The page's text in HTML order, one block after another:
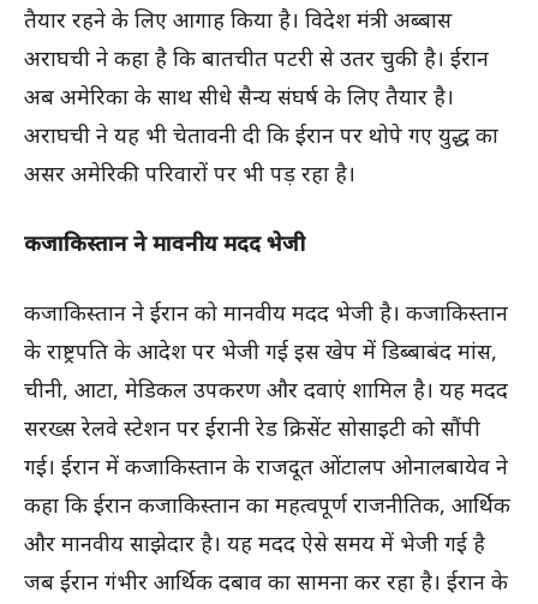
तैयार रहने के लिए आगाह किया है। विदेश मंत्री अब्बास
अराघची ने कहा है कि बातचीत पटरी से उतर चुकी है। ईरान
अब अमेरिका के साथ सीधे सैन्य संघर्ष के लिए तैयार है।
अराघची ने यह भी चेतावनी दी कि ईरान पर थोपे गए युद्ध का
असर अमेरिकी परिवारों पर भी पड़ रहा है।
कजाकिस्तान ने मावनीय मदद भेजी
कजाकिस्तान ने ईरान को मानवीय मदद भेजी है। कजाकिस्तान
के राष्ट्रपति के आदेश पर भेजी गई इस खेप में डिब्बाबंद मांस,
चीनी, आटा, मेडिकल उपकरण और दवाएं शामिल है। यह मदद
सरख्स रेलवे स्टेशन पर ईरानी रेड क्रिसेंट सोसाइटी को सौंपी
गई। ईरान में कजाकिस्तान के राजदूत ओंटालप ओनालबायेव ने
कहा कि ईरान कजाकिस्तान का महत्वपूर्ण राजनीतिक, आर्थिक
और मानवीय साझेदार है। यह मदद ऐसे समय में भेजी गई है
जब ईरान गंभीर आर्थिक दबाव का सामना कर रहा है। ईरान के